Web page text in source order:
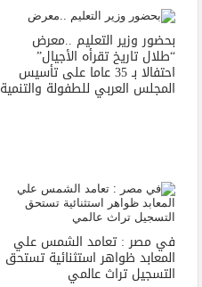
بحضور وزير التعليم ..معرض
“طلال تاريخ تقرأه الأجيال”
احتفالا بـ 35 عاما على تأسيس
المجلس العربي للطفولة والتنمية
في مصر : تعامد الشمس علي
المعابد ظواهر استثنائية تستحق
التسجيل تراث عالمي